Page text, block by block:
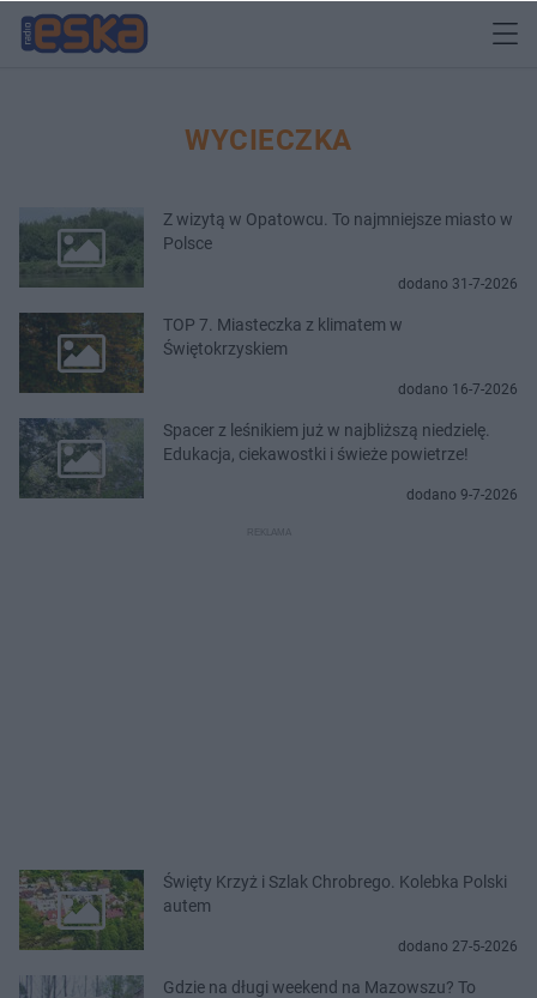
WYCIECZKA
Z wizytą w Opatowcu. To najmniejsze miasto w
Polsce
dodano 31-7-2026
TOP 7. Miasteczka z klimatem w
Świętokrzyskiem
dodano 16-7-2026
Spacer z leśnikiem już w najbliższą niedzielę.
Edukacja, ciekawostki i świeże powietrze!
dodano 9-7-2026
Święty Krzyż i Szlak Chrobrego. Kolebka Polski
autem
dodano 27-5-2026
Gdzie na długi weekend na Mazowszu? To